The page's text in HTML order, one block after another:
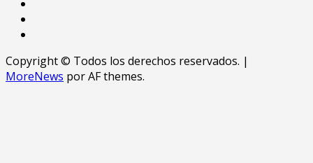
Copyright © Todos los derechos reservados. |
MoreNews por AF themes.